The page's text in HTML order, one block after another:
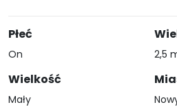
Płeć
On
Wielkość
Mały
2,5